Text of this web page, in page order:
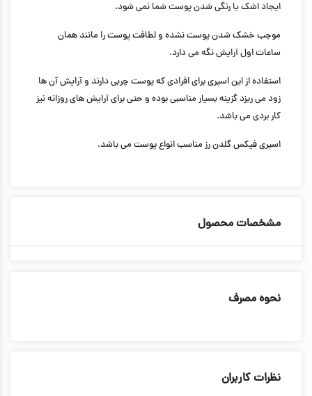
ایجاد اشک یا رنگی شدن پوست شما نمی شود.
موجب خشک شدن پوست نشده و لطافت پوست را مانند همان
ساعات اول آرایش نگه می دارد.
استفاده از این اسپری برای افرادی که پوست چربی دارند و آرایش آن ها
زود می ریزد گزینه بسیار مناسبی بوده و حتی برای آرایش های روزانه نیز
کار بردی می باشد.
اسپری فیکس گلدن رز مناسب انواع پوست می باشد.
مشخصات محصول
نحوه مصرف
نظرات کاربران